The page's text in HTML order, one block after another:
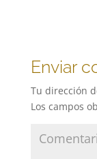
Enviar
Tu dirección
Los campos